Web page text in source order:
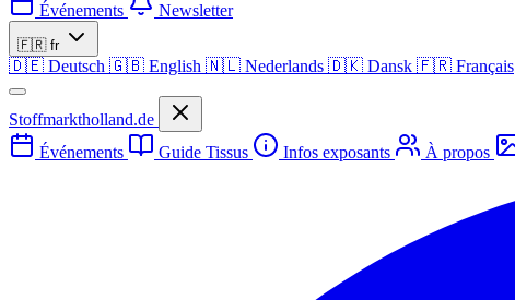
Événements
Newsletter
🇫🇷 fr
🇩🇪 Deutsch 🇬🇧 English 🇳🇱 Nederlands 🇩🇰 Dansk 🇫🇷 Français
Stoffmarktholland.de
Événements
Guide Tissus Infos exposants À propos